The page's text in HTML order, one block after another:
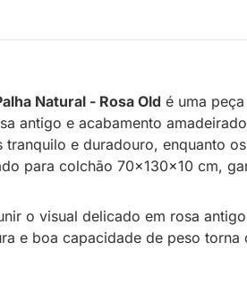
Natural - Rosa Old é uma
antigo e acabamento
tranquilo e duradouro, enquanto
para colchão 70x130x10 cm,
o visual delicado em rosa
e boa capacidade de peso